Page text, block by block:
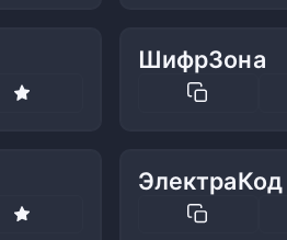
ШифрЗона
ЭлектраКод